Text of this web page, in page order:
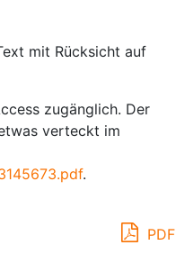
mit Rücksicht auf
zugänglich. Der
verteckt im
.
PDF